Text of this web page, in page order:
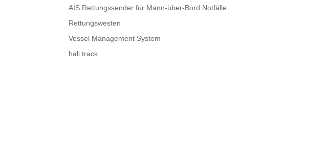
AIS Rettungssender für Mann-über-Bord Notfälle
Rettungswesten
Vessel Management System
hali track